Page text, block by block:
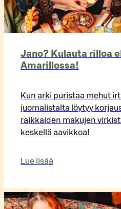
Jano? Kulauta rilloa
Amarillossa!
Kun arki puristaa mehut
juomalistalta löytyy
raikkaiden makujen
keskellä aavikkoa!
Lue lisää